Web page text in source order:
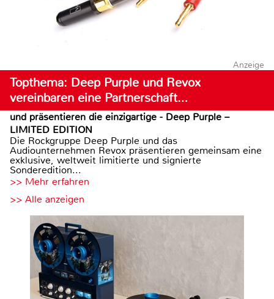
Anzeige
Topthema: Deep Purple und Revox
vereinbaren eine Partnerschaft…
und präsentieren die einzigartige - Deep Purple –
LIMITED EDITION
Die Rockgruppe Deep Purple und das
Audiounternehmen Revox präsentieren gemeinsam eine
exklusive, weltweit limitierte und signierte
Sonderedition...
>> Mehr erfahren
>> Alle anzeigen